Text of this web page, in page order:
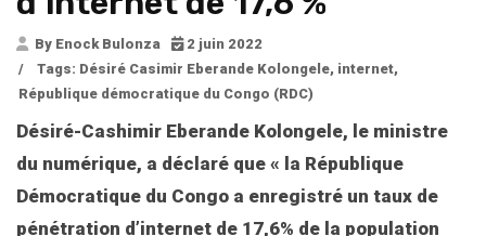
By Enock Bulonza
2 juin 2022
/
Tags: Désiré Casimir Eberande Kolongele, internet,
République démocratique du Congo (RDC)
Désiré-Cashimir Eberande Kolongele, le ministre
du numérique, a déclaré que « la République
Démocratique du Congo a enregistré un taux de
pénétration d’internet de 17,6% de la population